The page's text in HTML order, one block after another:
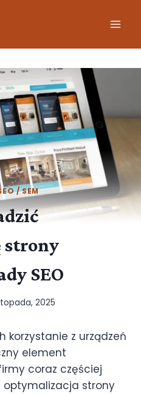
/ SEM
strony
SEO
2025
korzystanie z urządzeń
element
coraz częściej
optymalizacja strony